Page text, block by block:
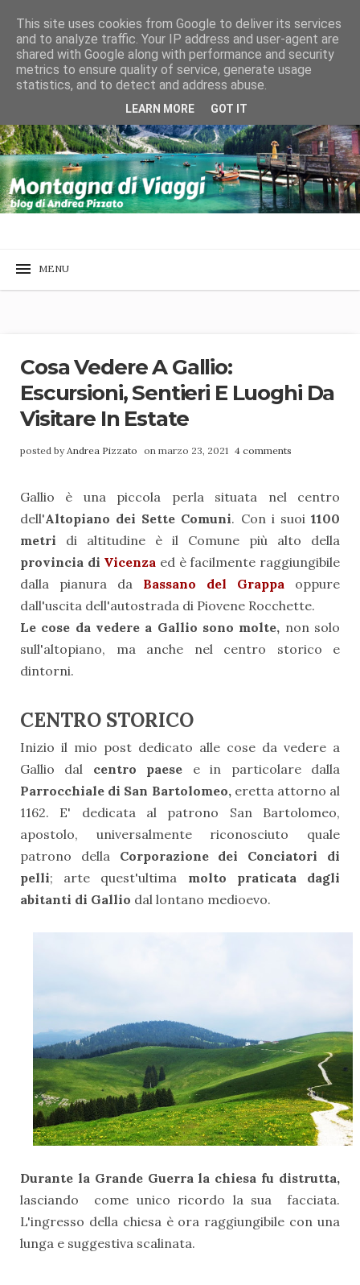
Cosa Vedere A Gallio:
Escursioni, Sentieri E Luoghi Da
Visitare In Estate
posted by Andrea Pizzato on marzo 23, 2021 4 comments
Gallio è una piccola perla situata nel centro
dell'Altopiano dei Sette Comuni. Con i suoi1100
metri di altitudine è il Comune più alto della
provincia di Vicenza ed è facilmente raggiungibile
dalla pianura da Bassano del Grappa
oppure
dall'uscita dell'autostrada di Piovene Rocchette.
Le cose da vedere a Gallio sono molte, non solo
sull'altopiano, ma anche nel centro storico e
dintorni.
CENTRO STORICO
Inizio il mio post dedicato alle cose da vedere a
Gallio dal centro paese e in particolare dalla
Parrocchiale di San Bartolomeo, eretta attorno al
1162. E' dedicata al patrono San Bartolomeo,
apostolo, universalmente riconosciuto quale
patrono della Corporazione dei Conciatori di
pelli; arte quest'ultima molto praticata dagli
abitanti di Gallio dal lontano medioevo.
Durante la Grande Guerra la chiesa fu distrutta,
lasciando come unico ricordo la sua facciata.
L'ingresso della chiesa è ora raggiungibile con una
lunga e suggestiva scalinata.
This site uses cookies from Google to deliver its services
and to analyze traffic. Your IP address and user-agent are
shared with Google along with performance and security
metrics to ensure quality of service, generate usage
statistics, and to detect and address abuse.
LEARN MORE GOT IT